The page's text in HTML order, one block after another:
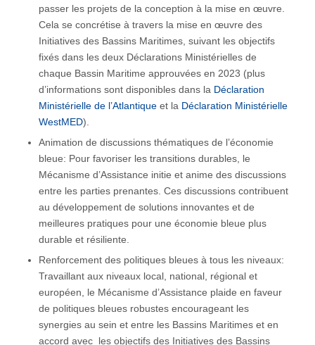
passer les projets de la conception à la mise en œuvre.
Cela se concrétise à travers la mise en œuvre des
Initiatives des Bassins Maritimes, suivant les objectifs
fixés dans les deux Déclarations Ministérielles de
chaque Bassin Maritime approuvées en 2023 (plus
d’informations sont disponibles dans la Déclaration
Ministérielle de l’Atlantiqueet la Déclaration Ministérielle
WestMED).
Animation de discussions thématiques de l’économie
bleue: Pour favoriser les transitions durables, le
Mécanisme d’Assistance initie et anime des discussions
entre les parties prenantes. Ces discussions contribuent
au développement de solutions innovantes et de
meilleures pratiques pour une économie bleue plus
durable et résiliente.
Renforcement des politiques bleues à tous les niveaux:
Travaillant aux niveaux local, national, régional et
européen, le Mécanisme d’Assistance plaide en faveur
de politiques bleues robustes encourageant les
synergies au sein et entre les Bassins Maritimes et en
accord avec les objectifs des Initiatives des Bassins